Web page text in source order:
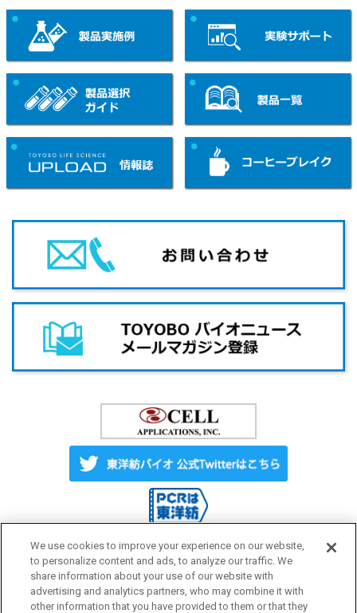
Label License ご利用にあたって
We use cookies to improve your experience on our website,
to personalize content and ads, to analyze our traffic. We
share information about your use of our website with
advertising and analytics partners, who may combine it with
other information that you have provided to them or that they